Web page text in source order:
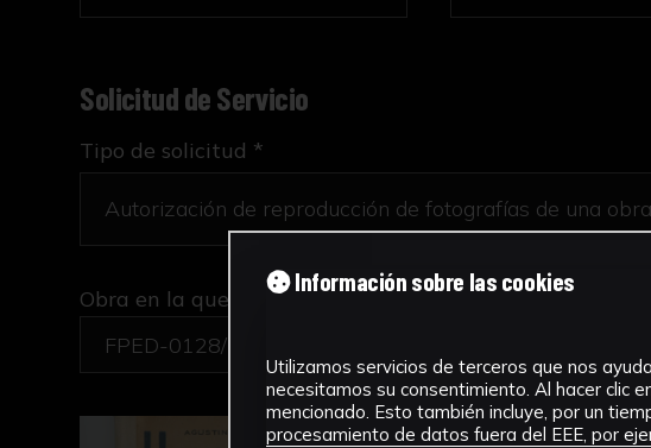
Solicitud de Servicio
Tipo de solicitud *
Obra en la que está interesado/a*
FPED-0128/Hemos visto al Señor
Información sobre las cookies
Utilizamos servicios de terceros que nos
necesitamos su consentimiento. Al hacer
mencionado. Esto también incluye, por un
procesamiento de datos fuera del EEE, por